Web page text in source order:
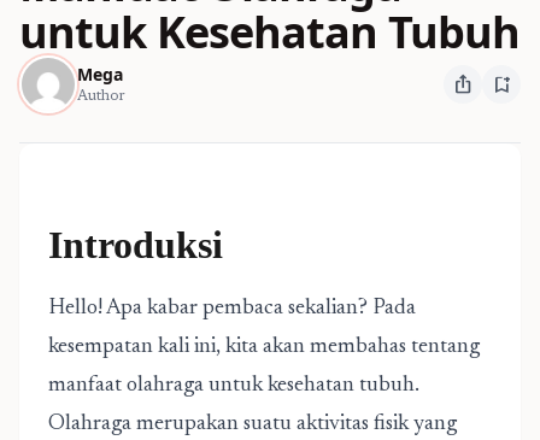
untuk Kesehatan Tubuh
Mega
Author ios_share bookmark_add
Introduksi
Hello! Apa kabar pembaca sekalian? Pada
kesempatan kali ini, kita akan membahas tentang
manfaat olahraga untuk kesehatan tubuh.
Olahraga merupakan suatu aktivitas fisik yang